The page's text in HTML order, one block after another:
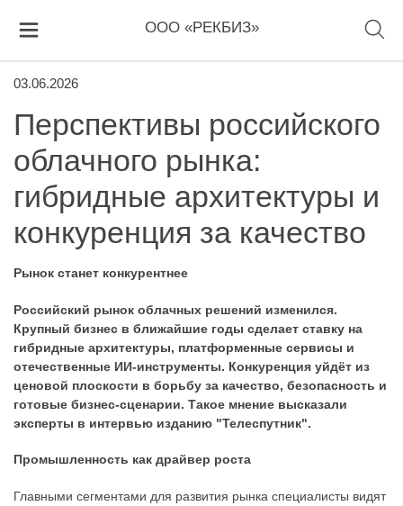
ООО «РЕКБИЗ»
03.06.2026
Перспективы российского
облачного рынка:
гибридные архитектуры и
конкуренция за качество
Рынок станет конкурентнее
Российский рынок облачных решений изменился.
Крупный бизнес в ближайшие годы сделает ставку на
гибридные архитектуры, платформенные сервисы и
отечественные ИИ-инструменты. Конкуренция уйдёт из
ценовой плоскости в борьбу за качество, безопасность и
готовые бизнес-сценарии. Такое мнение высказали
эксперты в интервью изданию "Телеспутник".
Промышленность как драйвер роста
Главными сегментами для развития рынка специалисты видят